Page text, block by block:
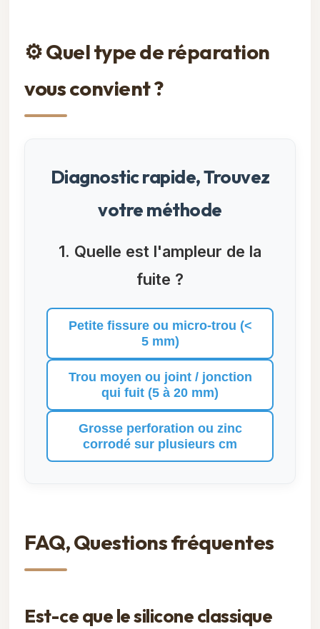
⚙️ Quel type de réparation
vous convient ?
Diagnostic rapide, Trouvez
votre méthode
1. Quelle est l'ampleur de la
fuite ?
Petite fissure ou micro-trou (<
5 mm)
Trou moyen ou joint / jonction
qui fuit (5 à 20 mm)
Grosse perforation ou zinc
corrodé sur plusieurs cm
FAQ, Questions fréquentes
Est-ce que le silicone classique